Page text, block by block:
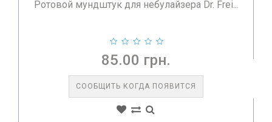
Ротовой мундштук для небулайзера Dr. Frei...
85.00 грн.
СООБЩИТЬ КОГДА ПОЯВИТСЯ